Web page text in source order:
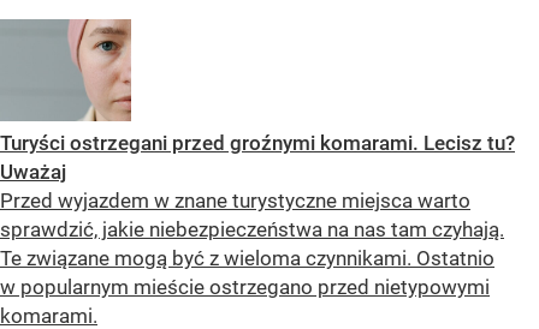
Turyści ostrzegani przed groźnymi komarami. Lecisz tu?
Uważaj
Przed wyjazdem w znane turystyczne miejsca warto
sprawdzić, jakie niebezpieczeństwa na nas tam czyhają.
Te związane mogą być z wieloma czynnikami. Ostatnio
w popularnym mieście ostrzegano przed nietypowymi
komarami.